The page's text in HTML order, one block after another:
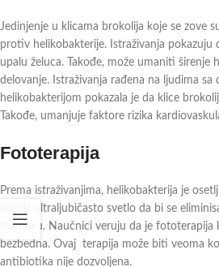
Jedinjenje u klicama brokolija koje se zove
protiv helikobakterije. Istraživanja pokazuju
upalu želuca. Takođe, može umaniti širenje
delovanje. Istraživanja rađena na ljudima
helikobakterijom pokazala je da klice
Takođe, umanjuje faktore rizika
Fototerapija
Prema istraživanjima, helikobakterija je
koristi ultraljubičasto svetlo da bi se
stomaku. Naučnici veruju da je fototerapija
bezbedna. Ovaj terapija može biti veoma
antibiotika nije dozvoljena.